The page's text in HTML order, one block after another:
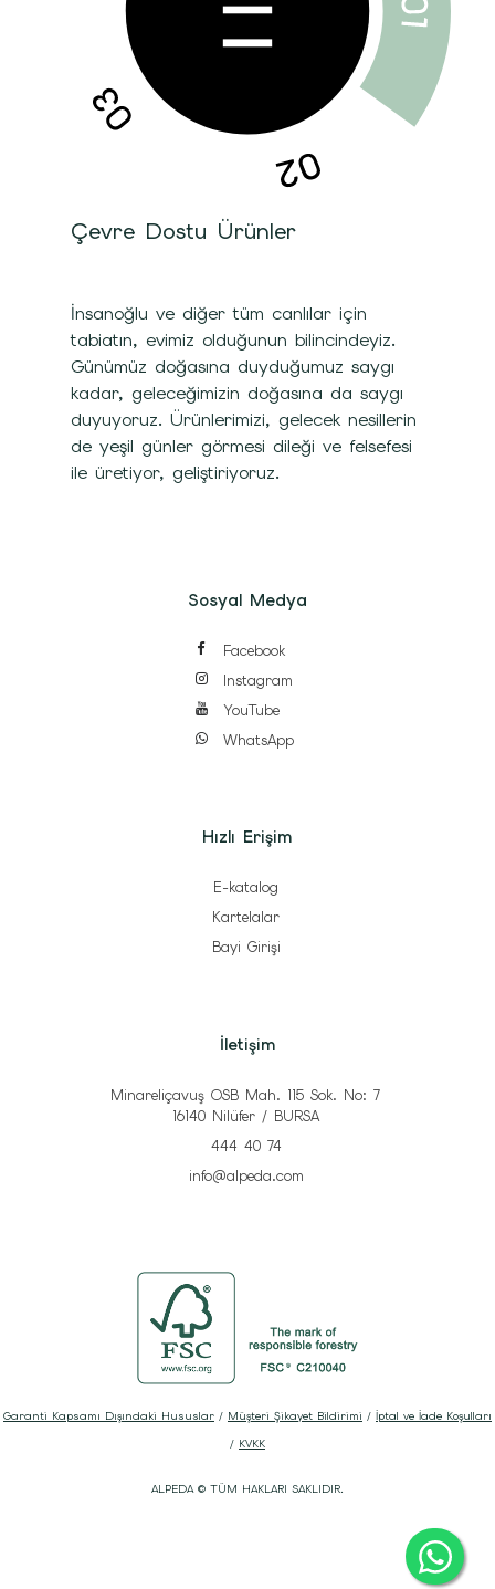
Çevre Dostu Ürünler
İnsanoğlu ve diğer tüm canlılar için
tabiatın, evimiz olduğunun bilincindeyiz.
Günümüz doğasına duyduğumuz saygı
kadar, geleceğimizin doğasına da saygı
duyuyoruz. Ürünlerimizi, gelecek nesillerin
de yeşil günler görmesi dileği ve felsefesi
ile üretiyor, geliştiriyoruz.
Sosyal Medya
Facebook
Instagram
YouTube
WhatsApp
Hızlı Erişim
E-katalog
Kartelalar
Bayi Girişi
İletişim
Minareliçavuş OSB Mah. 115 Sok. No: 7
16140 Nilüfer / BURSA
444 40 74
info@alpeda.com
ALPEDA © TÜM HAKLARI SAKLIDIR.
Garanti Kapsamı Dışındaki Hususlar / Müşteri Şikayet Bildirimi / İptal ve İade Koşulları
/ KVKK